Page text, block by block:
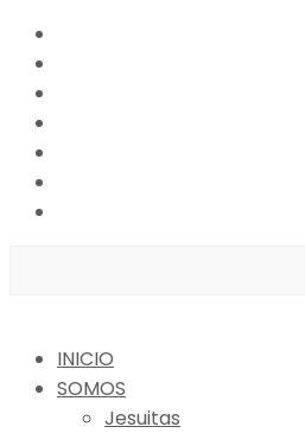
INICIO
SOMOS
Jesuitas